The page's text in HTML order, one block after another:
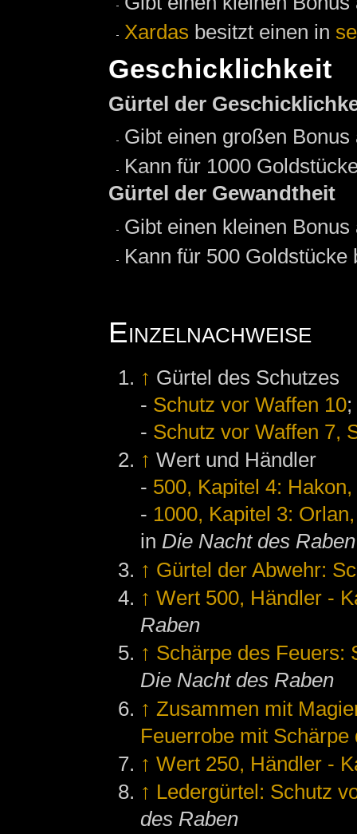
Xardas besitzt einen in
Geschicklichkeit
Gürtel der
Gibt einen großen
Kann für 1000
Gürtel der Gewandtheit
Gibt einen kleinen
Kann für 500
Einzelnachweise
↑ Gürtel des Schutzes
- Schutz vor Waffen 10
- Schutz vor Waffen 7,
↑ Wert und Händler
- 500, Kapitel 4:
- 1000, Kapitel 3:
in Die Nacht des Raben
↑ Gürtel der Abwehr:
↑ Wert 500, Händler -
Raben
↑ Schärpe des Feuers:
Die Nacht des Raben
↑ Zusammen mit
Feuerrobe mit Schärpe
↑ Wert 250, Händler -
↑ Ledergürtel: Schutz
des Raben